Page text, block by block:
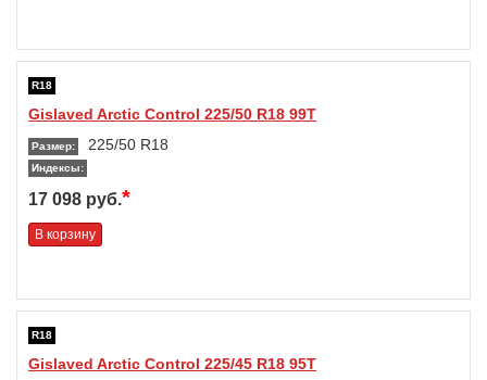
R18
Gislaved Arctic Control 225/50 R18 99T
Размер: 225/50 R18
Индексы:
17 098 руб.*
В корзину
R18
Gislaved Arctic Control 225/45 R18 95T